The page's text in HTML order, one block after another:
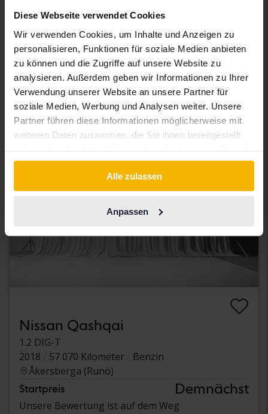
Diese Webseite verwendet Cookies
Wir verwenden Cookies, um Inhalte und Anzeigen zu
personalisieren, Funktionen für soziale Medien anbieten
zu können und die Zugriffe auf unsere Website zu
analysieren. Außerdem geben wir Informationen zu Ihrer
Verwendung unserer Website an unsere Partner für
soziale Medien, Werbung und Analysen weiter. Unsere
Partner führen diese Informationen möglicherweise mit
weiteren Daten zusammen, die Sie ihnen bereitgestellt
gesammelt haben.
Alle zulassen
Anpassen
Nissan Qashqai
1.2 DIG-T
2018
83 590 Kilometer
Benzin
Åkersberga (Runö)
Startpreis 82 000 SEK
Mit Finanzierung 699 SEK/Monat
Demnächst
Nissan Qashqai
1.2 DIG-T
2018
57 070 Kilometer
Benzin
Åkersberga (Runö)
Startpreis Demnächst
Unsere Bewertung ist auf dem Weg